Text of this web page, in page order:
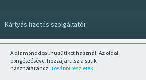
A diamonddeal.hu sütiket használ. Az oldal
böngészésével hozzájárulsz a sütik
használatához.További részletek
Kártyás fizetés szolgáltatói:
Mobil nézet kikapcsolása